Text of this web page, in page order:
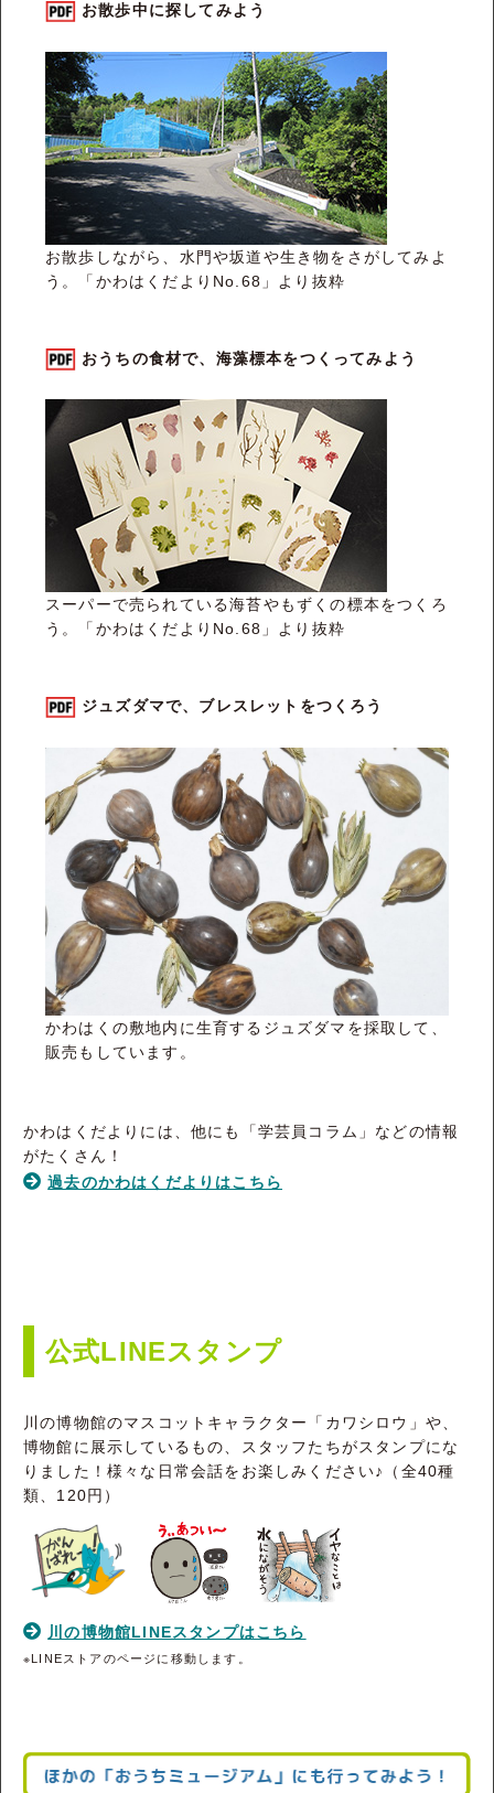
お散歩中に探してみよう
お散歩しながら、水門や坂道や生き物をさがしてみよ
う。「かわはくだよりNo.68」より抜粋
おうちの食材で、海藻標本をつくってみよう
スーパーで売られている海苔やもずくの標本をつくろ
う。「かわはくだよりNo.68」より抜粋
ジュズダマで、ブレスレットをつくろう
かわはくの敷地内に生育するジュズダマを採取して、
販売もしています。
かわはくだよりには、他にも「学芸員コラム」などの情報
がたくさん！
過去のかわはくだよりはこちら
公式LINEスタンプ
川の博物館のマスコットキャラクター「カワシロウ」や、
博物館に展示しているもの、スタッフたちがスタンプにな
りました！様々な日常会話をお楽しみください♪（全40種
類、120円）
川の博物館LINEスタンプはこちら
※LINEストアのページに移動します。